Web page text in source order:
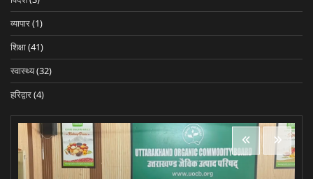
व्यापार(1)
शिक्षा(41)
स्वास्थ्य(32)
हरिद्वार(4)